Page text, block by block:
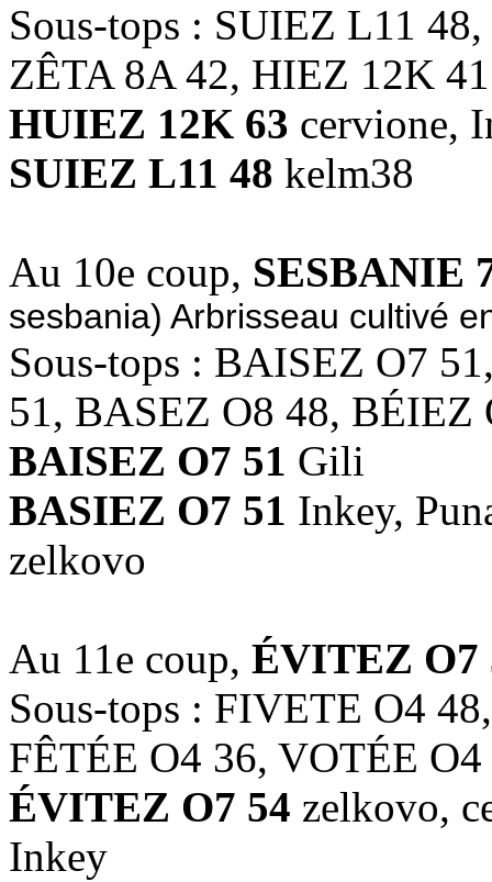
Sous-tops : SUIEZ L11
ZÊTA 8A 42, HIEZ 12K 41
HUIEZ 12K 63 cervione,
SUIEZ L11 48 kelm38
Au 10e coup, SESBANIE
sesbania) Arbrisseau cultivé
Sous-tops : BAISEZ O7
51, BASEZ O8 48, BÉIEZ
BAISEZ O7 51 Gili
BASIEZ O7 51 Inkey,
zelkovo
Au 11e coup, ÉVITEZ O7
Sous-tops : FIVETE O4
FÊTÉE O4 36, VOTÉE O4
ÉVITEZ O7 54 zelkovo,
Inkey